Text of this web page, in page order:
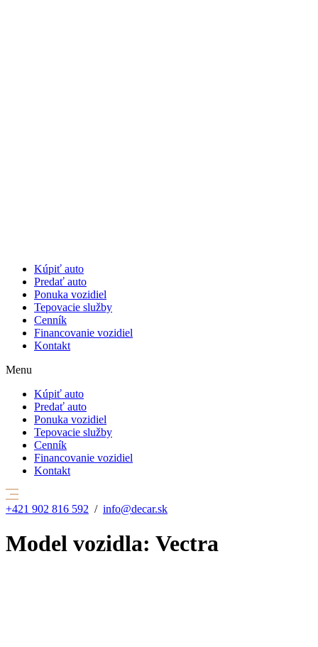
Kúpiť auto
Predať auto
Ponuka vozidiel
Tepovacie služby
Cenník
Financovanie vozidiel
Kontakt
Menu
Kúpiť auto
Predať auto
Ponuka vozidiel
Tepovacie služby
Cenník
Financovanie vozidiel
Kontakt
+421 902 816 592 / info@decar.sk
Model vozidla: Vectra